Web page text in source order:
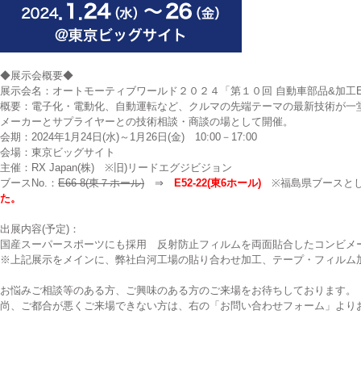
◆展示会概要◆
展示会名：オートモーティブワールド２０２４「第１０回 自動車部品&加工
概要：電子化・電動化、自動運転など、クルマの先端テーマの最新技術が
メーカーとサプライヤーとの技術相談・商談の場として開催。
会期：2024年1月24日(水)～1月26日(金) 10:00－17:00
会場：東京ビッグサイト
主催：RX Japan(株) ※旧)リードエグジビジョン
ブースNo.： E66-8(東７ホール) ⇒ E52-22(東6ホール) ※福島県ブースと
た。
出展内容(予定)：
国産スーパースポーツにも採用 反射防止フィルムを両面貼合したコンビメ
※上記展示をメインに、弊社白河工場の貼り合わせ加工、テープ・フィル
お悩みご相談等のある方、ご興味のある方のご来場をお待ちしております。
尚、ご都合が悪くご来場できない方は、右の「お問い合わせフォーム」より